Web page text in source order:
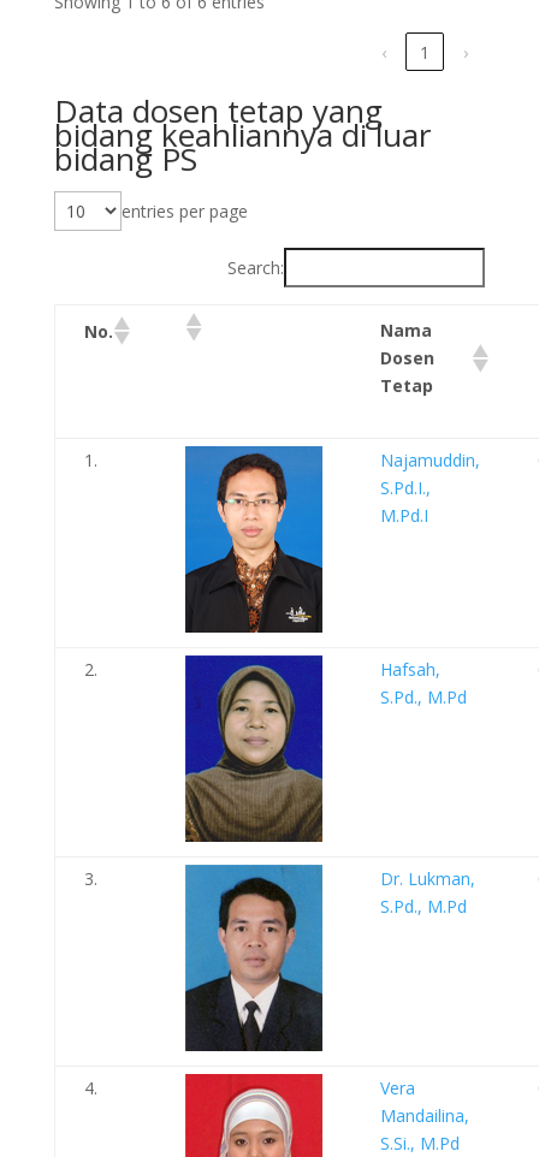
‹ 1 ›
Data dosen tetap yang
bidang keahliannya di luar
bidang PS
entries per page
Search:
No.
Nama
Dosen
Tetap
1.
Najamuddin,
S.Pd.I.,
M.Pd.I
2.
Hafsah,
S.Pd., M.Pd
3.
Dr. Lukman,
S.Pd., M.Pd
4.
Vera
Mandailina,
S.Si., M.Pd